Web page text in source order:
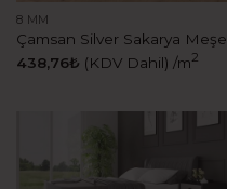
8 MM
Çamsan Silver Sakarya Meşe
438,76₺ (KDV Dahil) /m2